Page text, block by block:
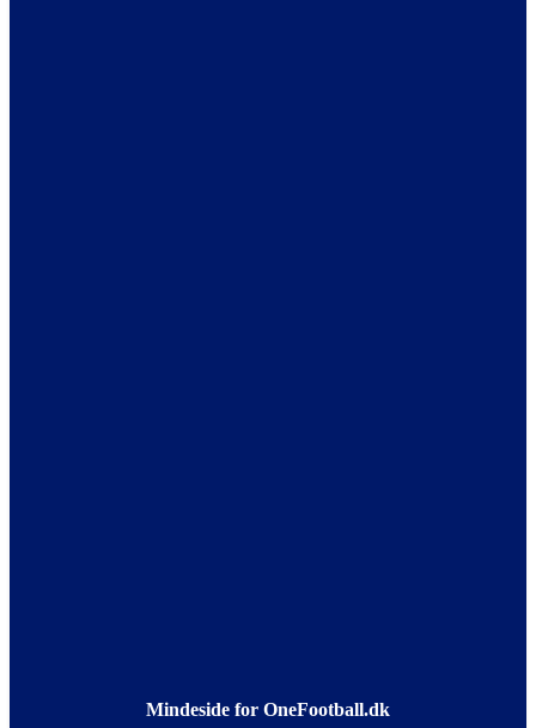
Mindeside for OneFootball.dk